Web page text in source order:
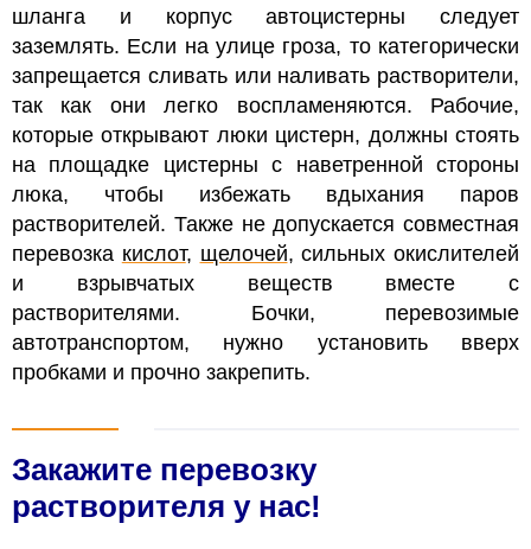
шланга и корпус автоцистерны следует
заземлять. Если на улице гроза, то категорически
запрещается сливать или наливать растворители,
так как они легко воспламеняются. Рабочие,
которые открывают люки цистерн, должны стоять
на площадке цистерны с наветренной стороны
люка, чтобы избежать вдыхания паров
растворителей. Также не допускается совместная
перевозка кислот, щелочей, сильных окислителей
и взрывчатых веществ вместе с
растворителями. Бочки, перевозимые
автотранспортом, нужно установить вверх
пробками и прочно закрепить.
Закажите перевозку
растворителя у нас!